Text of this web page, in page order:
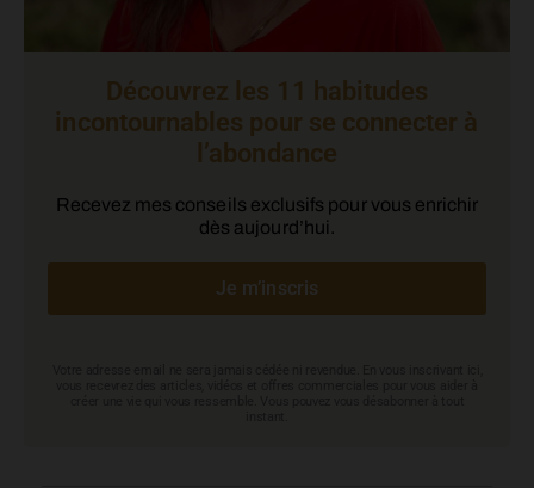
Découvrez les 11 habitudes
incontournables pour se connecter à
l’abondance
Recevez mes conseils exclusifs pour vous enrichir
dès aujourd’hui.
Je m’inscris